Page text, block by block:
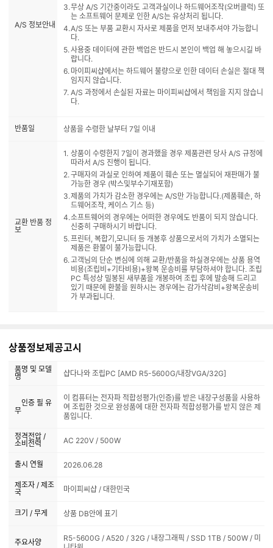
A/S 정보안내
무상 A/S 기간중이라도 고객과실이나 하드웨어조작(오버클럭) 또
는 소프트웨어 문제로 인한 A/S는 유상처리 됩니다.
A/S 또는 부품 교환시 자사로 제품을 먼저 보내주셔야 가능합니
다.
사용중 데이터에 관한 백업은 반드시 본인이 백업 해 놓으시길 바
랍니다.
마이피씨샵에서는 하드웨어 불량으로 인한 데이터 손실은 절대 책
임지지 않습니다.
A/S 과정에서 손실된 자료는 마이피씨샵에서 책임을 지지 않습니
다.
반품일 상품을 수령한 날부터 7일 이내
교환 반품 정
보
상품이 수령한지 7일이 경과했을 경우 제품관련 당사 A/S 규정에
따라서 A/S 진행이 됩니다.
구매자의 과실로 인하여 제품이 훼손 또는 멸실되어 재판매가 불
가능한 경우 (박스및부수기재포함)
제품의 가치가 감소한 경우에는 A/S만 가능합니다.(제품훼손, 하
드웨어조작, 케이스 기스 등)
소프트웨어의 경우에는 어떠한 경우에도 반품이 되지 않습니다.
신중히 구매하시기 바랍니다.
프린터, 복합기,모니터 등 개봉후 상품으로서의 가치가 소멸되는
제품은 환불이 불가능합니다.
고객님의 단순 변심에 의해 교환/반품을 하실경우에는 상품 용역
비용(조립비+기타비용)+왕복 운송비를 부담하셔야 합니다. 조립
PC 특성상 밀봉된 새부품을 개봉하여 조립 후에 발송해 드리고
있기 때문에 환불을 원하시는 경우에는 감가삭감비+왕복운송비
가 부과됩니다.
상품정보제공고시
품명 및 모델
명
샵다나와 조립PC [AMD R5-5600G/내장VGA/32G]
인증 필 유
무
이 컴퓨터는 전자파 적합성평가(인증)를 받은 내장구성품을 사용하
여 조립한 것으로 완성품에 대한 전자파 적합성평가를 받지 않은 제
품입니다.
정격전압 /
소비전력
AC 220V / 500W
출시 연월 2026.06.28
제조자 / 제조
국
마이피씨샵 / 대한민국
크기 / 무게 상품 DB안에 표기
주요사양
R5-5600G / A520 / 32G / 내장그래픽 / SSD 1TB / 500W / 미